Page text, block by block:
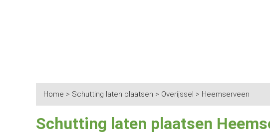
Home > Schutting laten plaatsen > Overijssel > Heemserveen
Schutting laten plaatsen